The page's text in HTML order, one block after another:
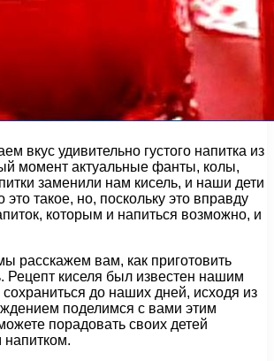
вкус удивительно густого напитка из
момент актуальные фанты, колы,
заменили нам кисель, и наши дети
это такое, но, поскольку это вправду
которым и напиться возможно, и
расскажем вам, как приготовить
Рецепт киселя был известен нашим
до наших дней, исходя из
поделимся с вами этим
порадовать своих детей